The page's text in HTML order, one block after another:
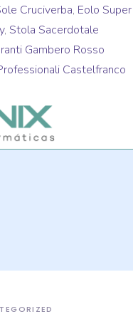
Cruciverba, Eolo Super
, Stola Sacerdotale
Gambero Rosso
Castelfranco